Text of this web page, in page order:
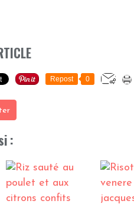
Repost 0
: